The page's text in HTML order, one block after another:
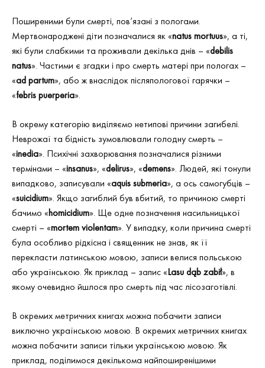
Поширеними були смерті, пов’язані з пологами.
Мертвонароджені діти позначалися як «natus mortuus», а ті,
які були слабкими та проживали декілька днів – «debilis
natus». Частими є згадки і про смерть матері при пологах –
«ad partum», або ж внаслідок післяпологової гарячки –
«febris puerperia».
В окрему категорію виділяємо нетипові причини загибелі.
Неврожаї та бідність зумовлювали голодну смерть –
«inedia». Психічні захворювання позначалися різними
термінами – «insanus», «delirus», «demens». Людей, які тонули
випадково, записували «aquis submeria», а ось самогубців –
«suicidium». Якщо загиблий був вбитий, то причиною смерті
бачимо «homicidium». Ще одне позначення насильницької
смерті – «mortem violentam». У випадку, коли причина смерті
була особливо рідкісна і священник не знав, як її
перекласти латинською мовою, записи велися польською
або українською. Як приклад – запис «Lasudąbzabił», в
якому очевидно йшлося про смерть під час лісозаготівлі.
В окремих метричних книгах можна побачити записи
виключно українською мовою. В окремих метричних книгах
можна побачити записи тільки українською мовою. Як
приклад, поділимося декількома найпоширенішими